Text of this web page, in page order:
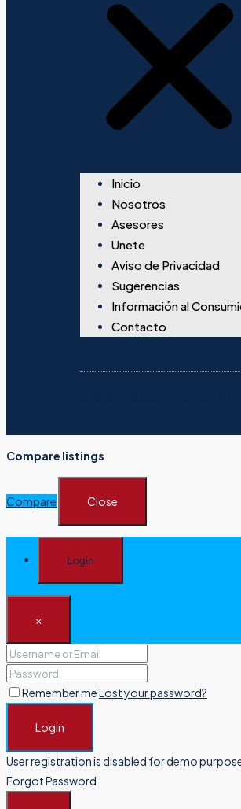
Inicio
Nosotros
Asesores
Unete
Aviso de Privacidad
Sugerencias
Información al
Contacto
Compare listings
Compare Close
Login
×
Remember meLost your password?
Login
User registration is disabled for demo
Forgot Password